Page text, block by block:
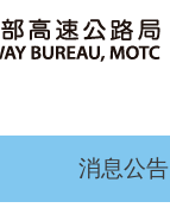
消息公告